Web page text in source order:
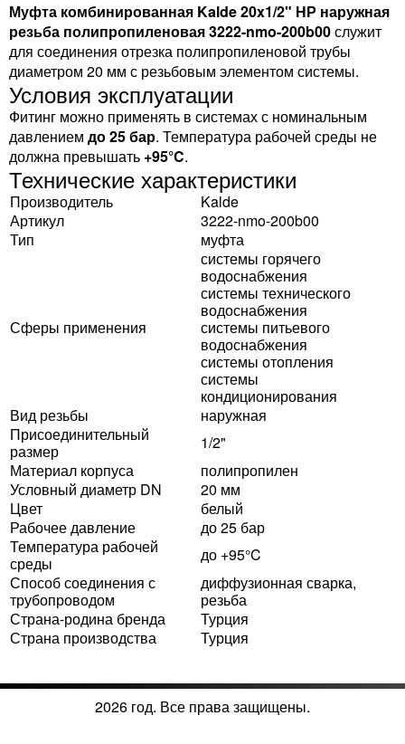
Муфта комбинированная Kalde 20x1/2" НР наружная
резьба полипропиленовая 3222-nmo-200b00служит
для соединения отрезка полипропиленовой трубы
диаметром 20 мм с резьбовым элементом системы.
Условия эксплуатации
Фитинг можно применять в системах с номинальным
давлением до 25 бар. Температура рабочей среды не
должна превышать +95°C.
Технические характеристики
Производитель
Kalde
Артикул
3222-nmo-200b00
Тип
муфта
Сферы применения
системы горячего
водоснабжения
системы технического
водоснабжения
системы питьевого
водоснабжения
системы отопления
системы
кондиционирования
Вид резьбы
наружная
Присоединительный
размер
1/2"
Материал корпуса
полипропилен
Условный диаметр DN
20 мм
Цвет
белый
Рабочее давление
до 25 бар
Температура рабочей
среды
до +95°C
Способ соединения с
трубопроводом
диффузионная сварка,
резьба
Страна-родина бренда
Турция
Страна производства
Турция
2026 год. Все права защищены.